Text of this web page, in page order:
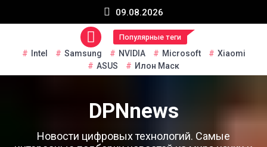
09.08.2026
Популярные теги
Intel Samsung NVIDIA Microsoft
Xiaomi
ASUS
Илон Маск
DPNnews
Новости цифровых технологий. Самые